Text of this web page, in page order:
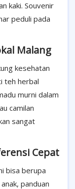
kaki. Souvenir
peduli pada
Malang
kesehatan
teh herbal
murni dalam
camilan
sangat
Cepat
bisa berupa
panduan